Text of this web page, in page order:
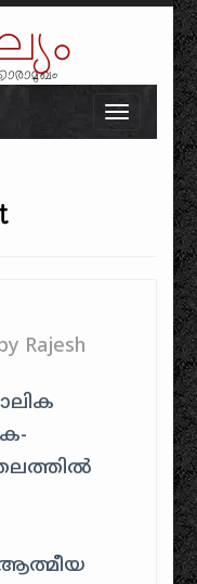
Toggle
Rajesh
ആത്മീയ